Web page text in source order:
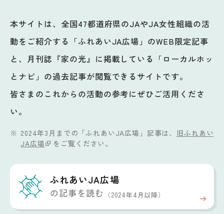
本サイトは、全国47都道府県のJAやJA女性組織の活
動をご紹介する「ふれあいJA広場」のWEB限定記事
と、月刊誌『家の光』に掲載している「ローカルホッ
とナビ」の過去記事が閲覧できるサイトです。
皆さまのこれからの活動の参考にぜひご活用くださ
い。
2024年3月までの「ふれあいJA広場」記事は、 旧ふれあい
JA広場
をご覧ください。
ふれあいJA広場
の記事を読む （2024年4月以降）